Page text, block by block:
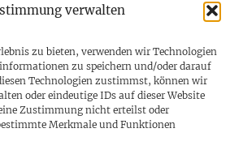
verwalten
zu bieten, verwenden wir Technologien
zu speichern und/oder darauf
Technologien zustimmst, können wir
oder eindeutige IDs auf dieser Website
Zustimmung nicht erteilst oder
Merkmale und Funktionen
699 81 71 81 67